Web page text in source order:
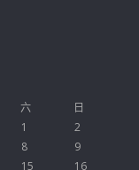
六
日
1
2
8
9
15 16